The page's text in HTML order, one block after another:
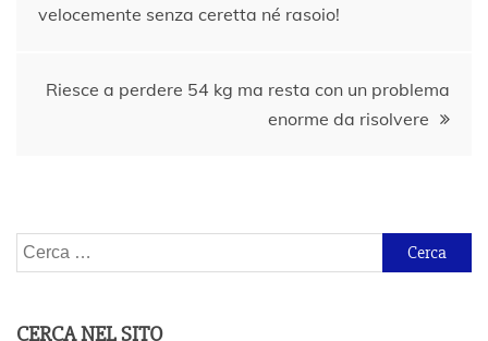
velocemente senza ceretta né rasoio!
Riesce a perdere 54 kg ma resta con un problema
enorme da risolvere
Ricerca
per:
CERCA NEL SITO